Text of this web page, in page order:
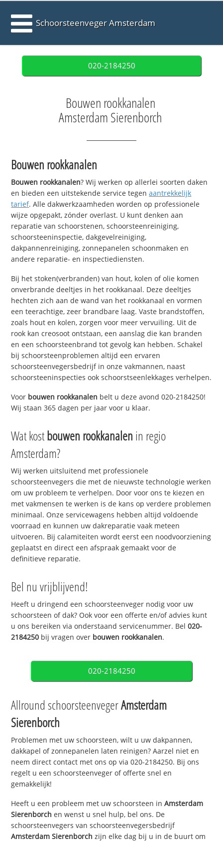
Schoorsteenveger Amsterdam
020-2184250
Bouwen rookkanalen
Amsterdam Sierenborch
Bouwen rookkanalen
Bouwen rookkanalen? Wij werken op allerlei soorten daken
en bieden een uitstekende service tegenaantrekkelijk
tarief. Alle dakwerkzaamheden worden op professionele
wijze opgepakt, zónder overlast. U kunt denken aan
reparatie van schoorstenen, schoorsteenreiniging,
schoorsteeninspectie, dakgevelreiniging,
dakpannenreiniging, zonnepanelen schoonmaken en
andere reparatie- en inspectiediensten.
Bij het stoken(verbranden) van hout, kolen of olie komen
onverbrande deeltjes in het rookkanaal. Deze deeltjes
hechten zich aan de wand van het rookkanaal en vormen
een teerachtige, zeer brandbare laag. Vaste brandstoffen,
zoals hout en kolen, zorgen voor meer vervuiling. Uit de
rook kan creosoot ontstaan, een aanslag die kan branden
en een schoorsteenbrand tot gevolg kan hebben. Schakel
bij schoorsteenproblemen altijd een ervaren
schoorsteenvegersbedrijf in onze vakmannen, naast
schoorsteeninspecties ook schoorstseenlekkages verhelpen.
Voor bouwen rookkanalen belt u deze avond 020-2184250!
Wij staan 365 dagen per jaar voor u klaar.
Wat kostbouwen rookkanalen in regio
Amsterdam?
Wij werken uitsluitend met professionele
schoorsteenvegers die met de nieuwste technologie werken
om uw probleem te verhelpen. Door voor ons te kiezen en
met vakmensen te werken is de kans op verdere problemen
minimaal. Onze servicewagens hebben altijd voldoende
voorraad en kunnen uw dakreparatie vaak meteen
uitvoeren. Bij calamiteiten wordt eerst een noodvoorziening
geplaatst en direct een afspraak gemaakt voor de
definitieve reparatie.
Bel nu vrijblijvend!
Heeft u dringend een schoorsteenveger nodig voor uw
schoorsteen of dak? Ook voor een offerte en/of advies kunt
u ons bereiken via onderstaand servicenummer. Bel020-
2184250 bij vragen over bouwen rookkanalen.
020-2184250
Allround schoorsteenvegerAmsterdam
Sierenborch
Problemen met uw schoorsteen, wilt u uw dakpannen,
dakkapel of zonnepanelen laten reinigen? Aarzel niet en
neem direct contact met ons op via 020-2184250. Bij ons
regelt u een schoorsteenveger of offerte snel en
gemakkelijk!
Heeft u een probleem met uw schoorsteen inAmsterdam
Sierenborch en wenst u snel hulp, bel ons. De
schoorsteenvegers van schoorsteenvegersbedrijf
Amsterdam Sierenborch zijn elke dag bij u in de buurt om